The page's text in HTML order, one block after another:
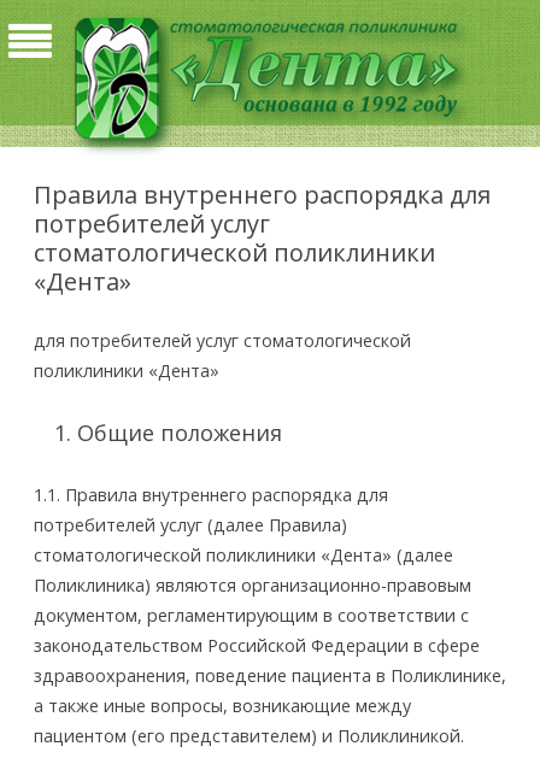
Правила внутреннего распорядка для
потребителей услуг
стоматологической поликлиники
«Дента»
для потребителей услуг стоматологической
поликлиники «Дента»
Общие положения
1.1. Правила внутреннего распорядка для
потребителей услуг (далее Правила)
стоматологической поликлиники «Дента» (далее
Поликлиника) являются организационно­-правовым
документом, регламентирующим в соответствии с
законодательством Российской Федерации в сфере
здравоохранения, поведение пациента в Поликлинике,
а также иные вопросы, возникающие между
пациентом (его представителем) и Поликлиникой.